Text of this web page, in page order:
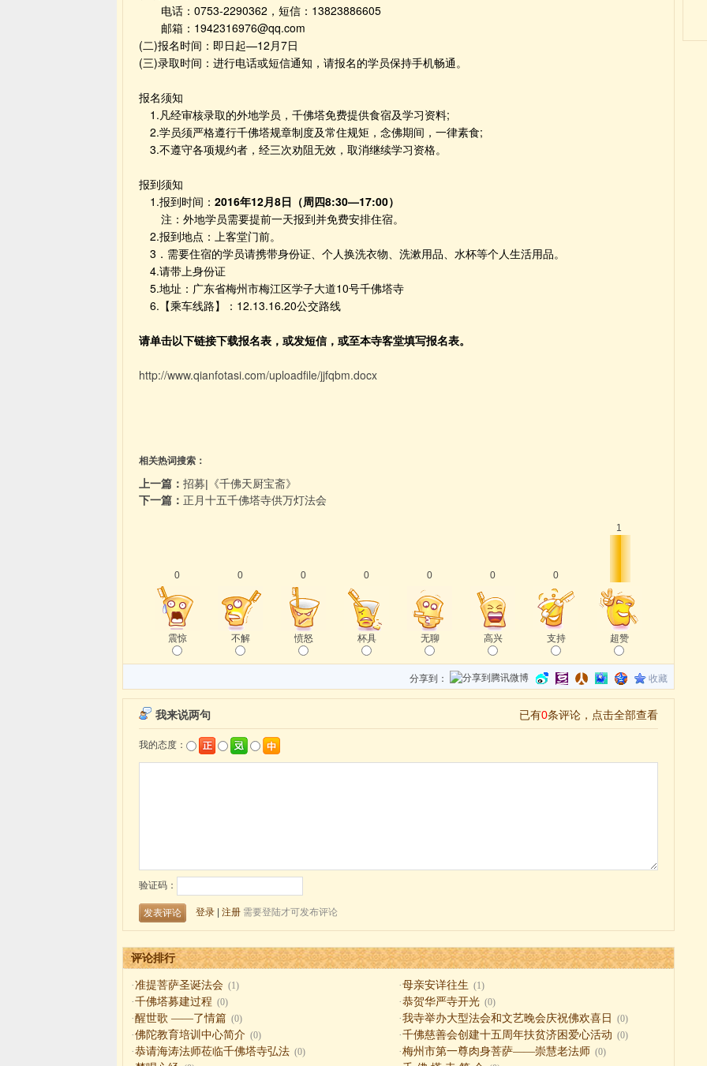
电话：0753-2290362，短信：13823886605
邮箱：1942316976@qq.com
(二)报名时间：即日起—12月7日
(三)录取时间：进行电话或短信通知，请报名的学员保持手机畅通。
报名须知
1.凡经审核录取的外地学员，千佛塔免费提供食宿及学习资料;
2.学员须严格遵行千佛塔规章制度及常住规矩，念佛期间，一律素食;
3.不遵守各项规约者，经三次劝阻无效，取消继续学习资格。
报到须知
1.报到时间： 2016年12月8日（周四8:30—17:00）
注：外地学员需要提前一天报到并免费安排住宿。
2.报到地点：上客堂门前。
3．需要住宿的学员请携带身份证、个人换洗衣物、洗漱用品、水杯等个人生活用品。
4.请带上身份证
5.地址：广东省梅州市梅江区学子大道10号千佛塔寺
6.【乘车线路】：12.13.16.20公交路线
请单击以下链接下载报名表，或发短信，或至本寺客堂填写报名表。
http://www.qianfotasi.com/uploadfile/jjfqbm.docx
相关热词搜索：
上一篇： 招募|《千佛天厨宝斋》
下一篇： 正月十五千佛塔寺供万灯法会
0
震惊
0
不解
0
愤怒
0
杯具
0
无聊
0
高兴
0
支持
1
超赞
分享到： 收藏
评论排行
·准提菩萨圣诞法会 (1) ·母亲安详往生 (1)
·千佛塔募建过程 (0) ·恭贺华严寺开光 (0)
·醒世歌 ——了情篇 (0) ·我寺举办大型法会和文艺晚会庆祝佛欢喜日 (0)
·佛陀教育培训中心简介 (0) ·千佛慈善会创建十五周年扶贫济困爱心活动 (0)
·恭请海涛法师莅临千佛塔寺弘法 (0) ·梅州市第一尊肉身菩萨——崇慧老法师 (0)